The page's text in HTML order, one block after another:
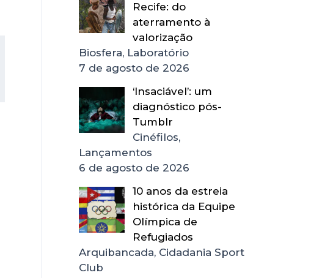
Recife: do
aterramento à
valorização
Biosfera, Laboratório
7 de agosto de 2026
‘Insaciável’: um
diagnóstico pós-
Tumblr
Cinéfilos,
Lançamentos
6 de agosto de 2026
10 anos da estreia
histórica da Equipe
Olímpica de
Refugiados
Arquibancada, Cidadania Sport
Club